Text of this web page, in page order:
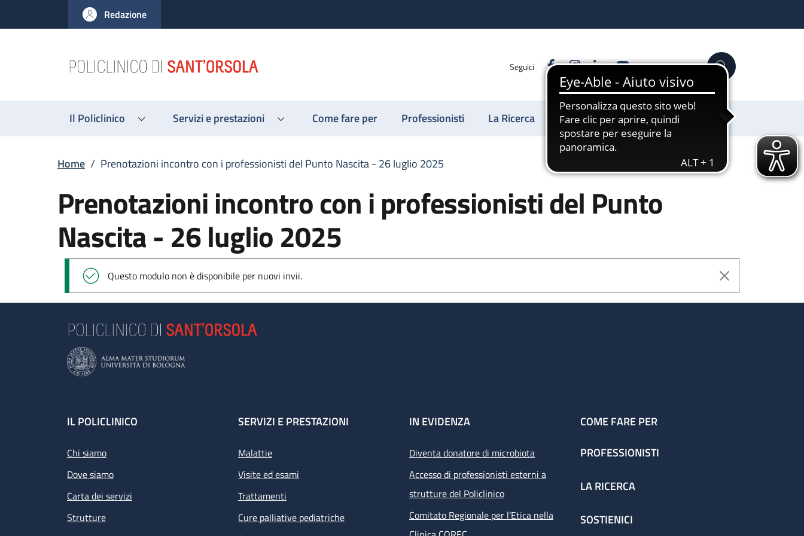
al contenuto principale
to footer content
Redazione
Seguici FacebookInstagram
LinkedinYouTube Cerca
Il Policlinico Servizi e prestazioni Come fare per Professionisti La Ricerca Sostienici
Briciole di pane
Home / Prenotazioni incontro con i professionisti del Punto Nascita - 26 luglio 2025
Prenotazioni incontro con i professionisti del Punto
Nascita - 26 luglio 2025
Messaggio di stato
Questo modulo non è disponibile per nuovi invii.
Footer
IL POLICLINICO
Chi siamo
Dove siamo
Carta dei servizi
Strutture
SERVIZI E PRESTAZIONI
Malattie
Visite ed esami
Trattamenti
Cure palliative pediatriche
IN EVIDENZA
Diventa donatore di microbiota
Accesso di professionisti esterni a
strutture del Policlinico
Comitato Regionale per l’Etica nella
COME FARE PER
PROFESSIONISTI
LA RICERCA
SOSTIENICI